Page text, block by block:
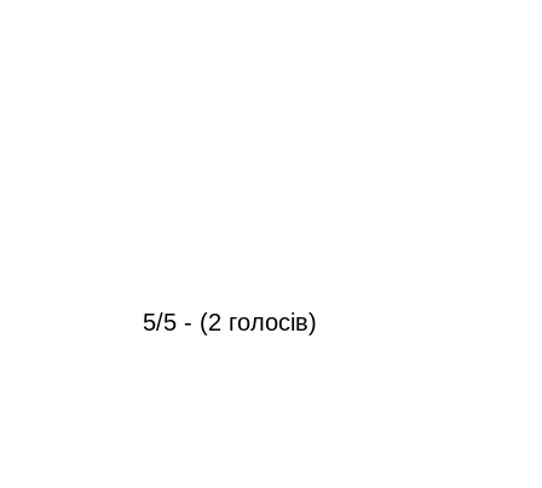
5/5 - (2 голосів)